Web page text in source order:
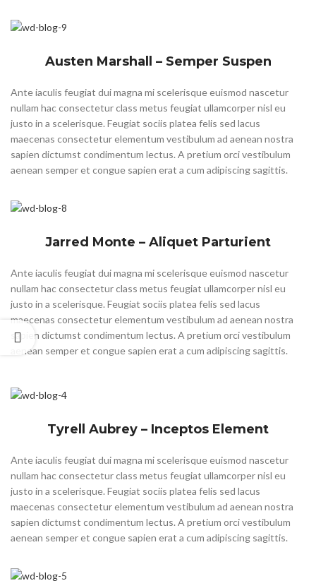
Austen Marshall – Semper Suspen
Ante iaculis feugiat dui magna mi scelerisque euismod nascetur
nullam hac consectetur class metus feugiat ullamcorper nisl eu
justo in a scelerisque. Feugiat sociis platea felis sed lacus
maecenas consectetur elementum vestibulum ad aenean nostra
sapien dictumst condimentum lectus. A pretium orci vestibulum
aenean semper et congue sapien erat a cum adipiscing sagittis.
Jarred Monte – Aliquet Parturient
Ante iaculis feugiat dui magna mi scelerisque euismod nascetur
nullam hac consectetur class metus feugiat ullamcorper nisl eu
justo in a scelerisque. Feugiat sociis platea felis sed lacus
maecenas consectetur elementum vestibulum ad aenean nostra
sapien dictumst condimentum lectus. A pretium orci vestibulum
aenean semper et congue sapien erat a cum adipiscing sagittis.
Tyrell Aubrey – Inceptos Element
Ante iaculis feugiat dui magna mi scelerisque euismod nascetur
nullam hac consectetur class metus feugiat ullamcorper nisl eu
justo in a scelerisque. Feugiat sociis platea felis sed lacus
maecenas consectetur elementum vestibulum ad aenean nostra
sapien dictumst condimentum lectus. A pretium orci vestibulum
aenean semper et congue sapien erat a cum adipiscing sagittis.